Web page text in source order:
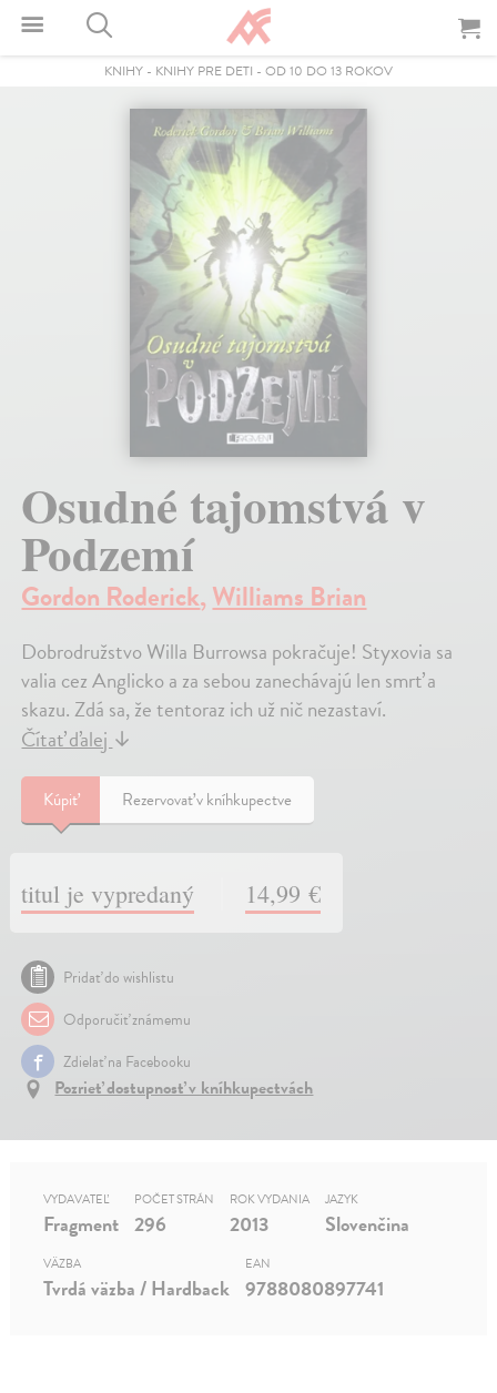
KNIHY - KNIHY PRE DETI - OD 10 DO 13 ROKOV
Osudné tajomstvá v
Podzemí
Gordon Roderick,Williams Brian
Dobrodružstvo Willa Burrowsa pokračuje! Styxovia sa
valia cez Anglicko a za sebou zanechávajú len smrť a
skazu. Zdá sa, že tentoraz ich už nič nezastaví.
Čítať ďalej↓
Kúpiť Rezervovať v kníhkupectve
titul je vypredaný 14,99 €
Pridať do wishlistu
Odporučiť známemu
Zdielať na Facebooku
Pozrieť dostupnosť v kníhkupectvách
VYDAVATEĽ
Fragment
POČET STRÁN
296
ROK VYDANIA
2013
JAZYK
Slovenčina
VÄZBA
Tvrdá väzba / Hardback
EAN
9788080897741